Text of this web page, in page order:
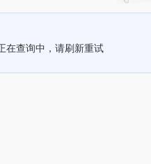
在查询中，请刷新重试